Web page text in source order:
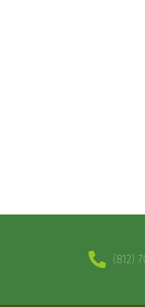
(812)